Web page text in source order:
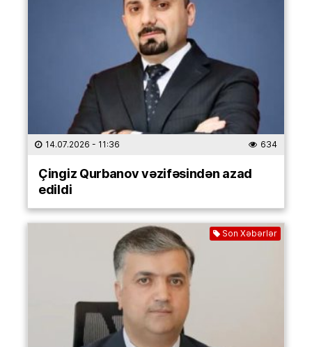
14.07.2026 - 11:36 634
Çingiz Qurbanov vəzifəsindən azad
edildi
Son Xəbərlər